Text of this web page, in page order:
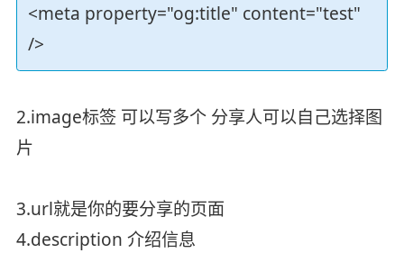
<meta property="og:title" content="test"
/>
2.image标签 可以写多个 分享人可以自己选择图
片
3.url就是你的要分享的页面
4.description 介绍信息